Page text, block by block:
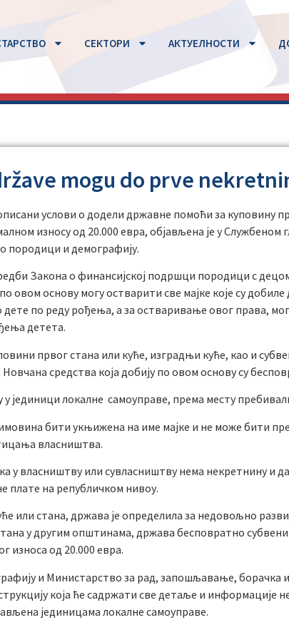
СЕКТОРИ АКТУЕЛНОСТИ
mogu do prve
услови о додели државне помоћи за куповину
износу од 20.000 евра, објављена је у Службеном
породици и демографију.
Закона о финансијској подршци породици с
овом основу могу остварити све мајке које су добиле
дете по реду рођења, а за остваривање овог права,
детета.
првог стана или куће, изградњи куће, као и
средства која добију по овом основу су
у јединици локалне самоуправе, према месту
бити укњижена на име мајке и не може бити
власништва.
у власништву или сувласништву нема некретнину и
плате на републичком нивоу.
или стана, држава је определила за недовољно
у другим општинама, држава бесповратно
износа од 20.000 евра.
и Министарство за рад, запошљавање, борачка и
која ће садржати све детаље и информације
јединицама локалне самоуправе.